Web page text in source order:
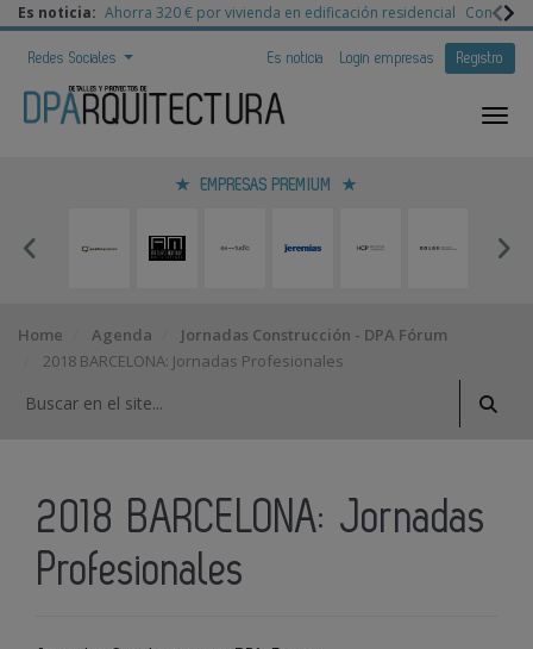
Es noticia: Ahorra 320 € por vivienda en edificación residencial
Redes Sociales Es noticia Login empresas Registro
EMPRESAS PREMIUM
Home Agenda
Jornadas Construcción - DPA Fórum
2018 BARCELONA: Jornadas Profesionales
2018 BARCELONA: Jornadas
Profesionales